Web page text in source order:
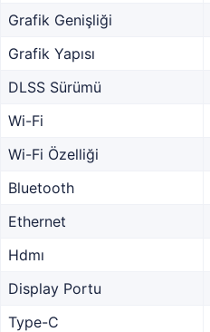
Grafik Genişliği
Grafik Yapısı
DLSS Sürümü
Wi-Fi
Wi-Fi Özelliği
Bluetooth
Ethernet
Hdmı
Display Portu
Type-C